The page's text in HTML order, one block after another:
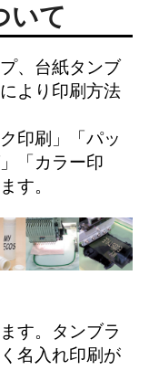
いて
、台紙タンブ
より印刷方法
印刷 」「 パッ
」「 カラー印
す。
す。タンブラ
名入れ印刷が